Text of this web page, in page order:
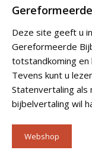
Deze site geeft u
Gereformeerde
totstandkoming en
Tevens kunt u
Statenvertaling
bijbelvertaling wil
Webshop